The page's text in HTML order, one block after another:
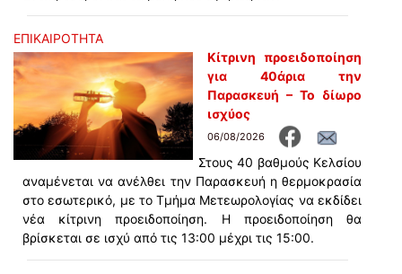
ΕΠΙΚΑΙΡΟΤΗΤΑ
Κίτρινη προειδοποίηση
για 40άρια την
Παρασκευή – Το δίωρο
ισχύος
06/08/2026
Στους 40 βαθμούς Κελσίου
αναμένεται να ανέλθει την Παρασκευή η θερμοκρασία
στο εσωτερικό, με το Τμήμα Μετεωρολογίας να εκδίδει
νέα κίτρινη προειδοποίηση. Η προειδοποίηση θα
βρίσκεται σε ισχύ από τις 13:00 μέχρι τις 15:00.